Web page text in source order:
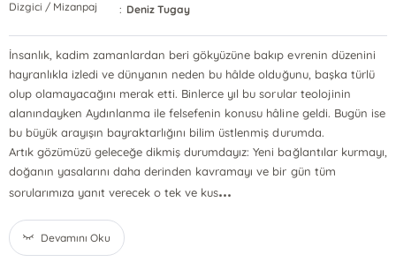
Dizgici / Mizanpaj
: Deniz Tugay
İnsanlık, kadim zamanlardan beri gökyüzüne bakıp evrenin düzenini
hayranlıkla izledi ve dünyanın neden bu hâlde olduğunu, başka türlü
olup olamayacağını merak etti. Binlerce yıl bu sorular teolojinin
alanındayken Aydınlanma ile felsefenin konusu hâline geldi. Bugün ise
bu büyük arayışın bayraktarlığını bilim üstlenmiş durumda.
Artık gözümüzü geleceğe dikmiş durumdayız: Yeni bağlantılar kurmayı,
doğanın yasalarını daha derinden kavramayı ve bir gün tüm
sorularımıza yanıt verecek o tek ve kus...
Devamını Oku